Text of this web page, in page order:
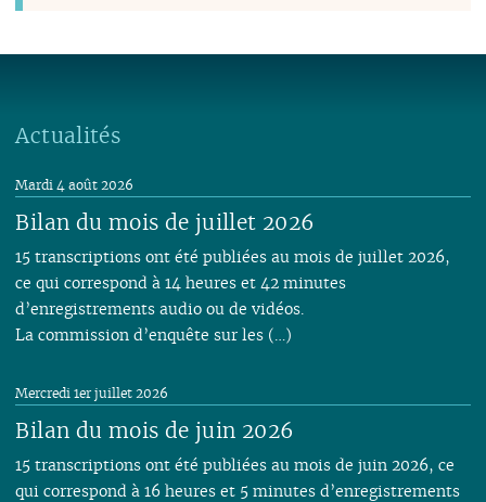
Actualités
Bilan du mois de juillet 2026
Mardi 4 août 2026
15 transcriptions ont été publiées au mois de juillet 2026,
ce qui correspond à 14 heures et 42 minutes
d’enregistrements audio ou de vidéos.
La commission d’enquête sur les (…)
Bilan du mois de juin 2026
Mercredi 1er juillet 2026
15 transcriptions ont été publiées au mois de juin 2026, ce
qui correspond à 16 heures et 5 minutes d’enregistrements